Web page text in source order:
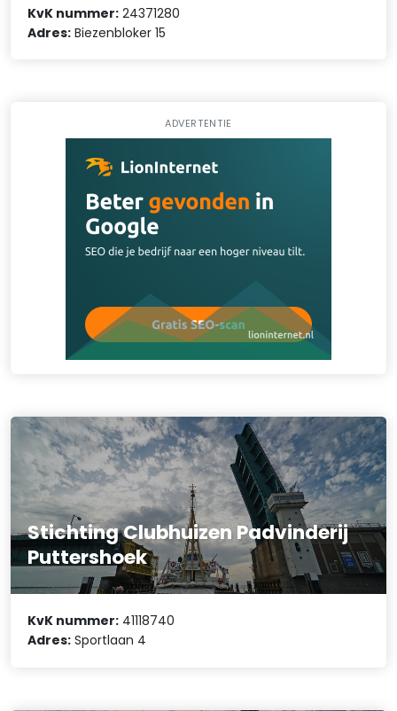
KvK nummer: 24371280
Adres: Biezenbloker 15
ADVERTENTIE
Stichting Clubhuizen Padvinderij
Puttershoek
KvK nummer: 41118740
Adres: Sportlaan 4